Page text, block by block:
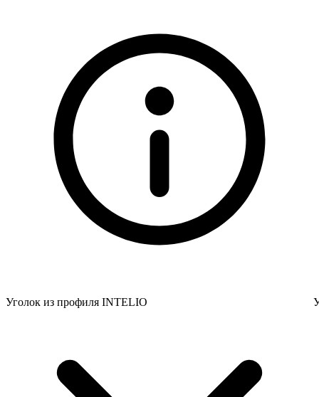
Уголок из профиля INTELIO